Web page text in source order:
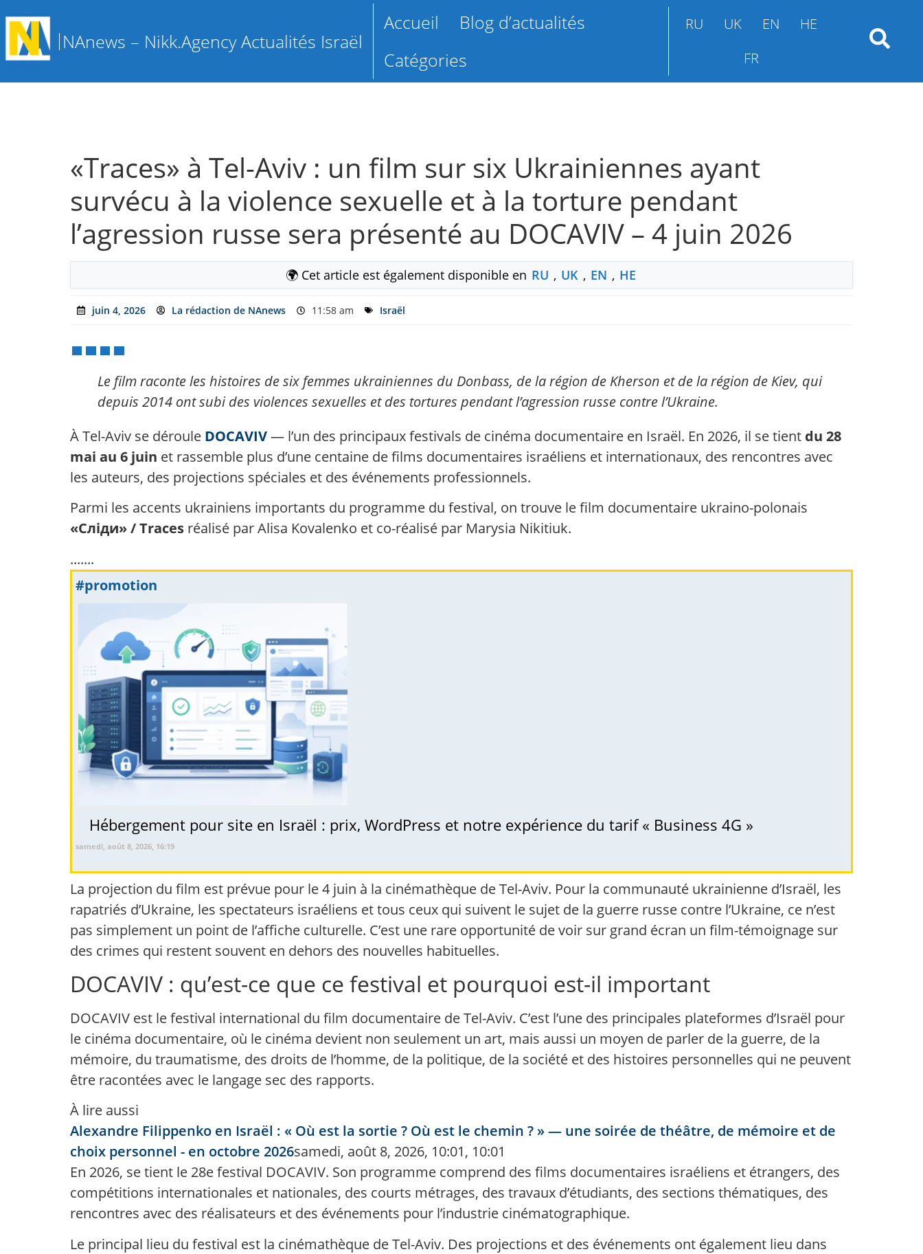
NAnews – Nikk.Agency Actualités Israël
Accueil
Blog d’actualités
Catégories
RU UK EN
HE
FR
«Traces» à Tel-Aviv : un film sur six Ukrainiennes ayant
survécu à la violence sexuelle et à la torture pendant
l’agression russe sera présenté au DOCAVIV – 4 juin 2026
🌍 Cet article est également disponible en RU , UK , EN , HE
juin 4, 2026 La rédaction de NAnews 11:58 am Israël
Le film raconte les histoires de six femmes ukrainiennes du Donbass, de la région de Kherson et de la région de Kiev, qui
depuis 2014 ont subi des violences sexuelles et des tortures pendant l’agression russe contre l’Ukraine.
À Tel-Aviv se déroule DOCAVIV— l’un des principaux festivals de cinéma documentaire en Israël. En 2026, il se tient du 28
mai au 6 juin et rassemble plus d’une centaine de films documentaires israéliens et internationaux, des rencontres avec
les auteurs, des projections spéciales et des événements professionnels.
Parmi les accents ukrainiens importants du programme du festival, on trouve le film documentaire ukraino-polonais
«Сліди» / Traces réalisé par Alisa Kovalenko et co-réalisé par Marysia Nikitiuk.
.......
#promotion
Hébergement pour site en Israël : prix, WordPress et notre expérience du tarif « Business 4G »
samedi, août 8, 2026, 16:19
La projection du film est prévue pour le 4 juin à la cinémathèque de Tel-Aviv. Pour la communauté ukrainienne d’Israël, les
rapatriés d’Ukraine, les spectateurs israéliens et tous ceux qui suivent le sujet de la guerre russe contre l’Ukraine, ce n’est
pas simplement un point de l’affiche culturelle. C’est une rare opportunité de voir sur grand écran un film-témoignage sur
des crimes qui restent souvent en dehors des nouvelles habituelles.
DOCAVIV : qu’est-ce que ce festival et pourquoi est-il important
DOCAVIV est le festival international du film documentaire de Tel-Aviv. C’est l’une des principales plateformes d’Israël pour
le cinéma documentaire, où le cinéma devient non seulement un art, mais aussi un moyen de parler de la guerre, de la
mémoire, du traumatisme, des droits de l’homme, de la politique, de la société et des histoires personnelles qui ne peuvent
être racontées avec le langage sec des rapports.
À lire aussi
Alexandre Filippenko en Israël : « Où est la sortie ? Où est le chemin ? » — une soirée de théâtre, de mémoire et de
choix personnel - en octobre 2026samedi, août 8, 2026, 10:01, 10:01
En 2026, se tient le 28e festival DOCAVIV. Son programme comprend des films documentaires israéliens et étrangers, des
compétitions internationales et nationales, des courts métrages, des travaux d’étudiants, des sections thématiques, des
rencontres avec des réalisateurs et des événements pour l’industrie cinématographique.
Le principal lieu du festival est la cinémathèque de Tel-Aviv. Des projections et des événements ont également lieu dans